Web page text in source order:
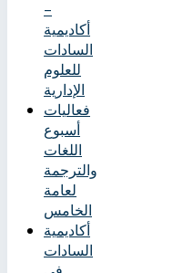
–
أكاديمية
السادات
للعلوم
الإدارية
فعاليات
أسبوع
اللغات
والترجمة
لعامة
الخامس
أكاديمية
السادات